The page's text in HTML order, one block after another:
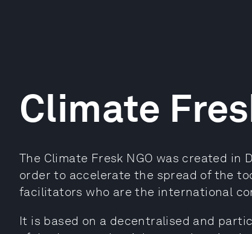
Climate
The Climate Fresk NGO was created in
order to accelerate the spread of the
facilitators who are the international
It is based on a decentralised and